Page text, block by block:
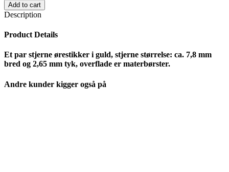
Add to cart
Description
Product Details
Et par stjerne ørestikker i guld, stjerne størrelse: ca. 7,8 mm
bred og 2,65 mm tyk, overflade er materbørster.
Andre kunder kigger også på